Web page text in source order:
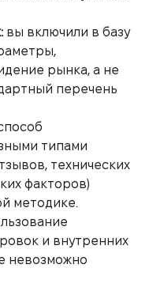
вы включили в базу
рынка, а не
перечень
типами
технических
факторов)
методике.
и внутренних
невозможно